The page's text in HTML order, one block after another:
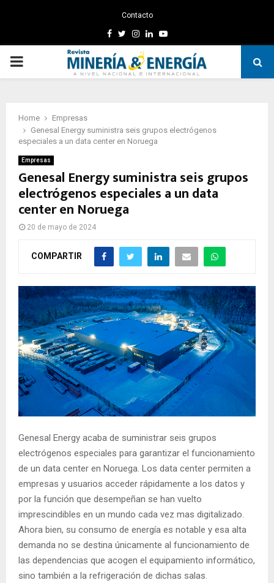
Contacto
Facebook
TwitterInstagram
LinkedinYoutube
PRIMARY
Home
Empresas
Genesal Energy suministra seis grupos electrógenos
especiales a un data center en Noruega
Empresas
Genesal Energy suministra seis grupos
electrógenos especiales a un data
center en Noruega
20 de mayo de 2024
COMPARTIR
Genesal Energy acaba de suministrar seis grupos
electrógenos especiales para garantizar el funcionamiento
de un data center en Noruega. Los data center permiten a
empresas y usuarios acceder rápidamente a los datos y
por la función que desempeñan se han vuelto
imprescindibles en un mundo cada vez mas digitalizado.
Ahora bien, su consumo de energía es notable y esa alta
demanda no se destina únicamente al funcionamiento de
las dependencias que acogen el equipamiento informático,
sino también a la refrigeración de dichas salas.